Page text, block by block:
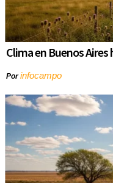
Clima en Buenos
Porinfocampo